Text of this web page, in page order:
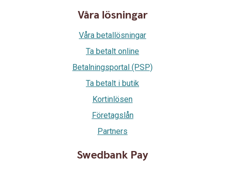
Swedbank Pay
Våra lösningar
Våra betallösningar
Ta betalt online
Betalningsportal (PSP)
Ta betalt i butik
Kortinlösen
Företagslån
Partners